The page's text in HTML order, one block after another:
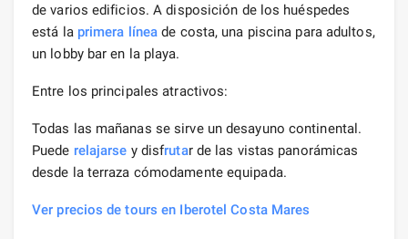
de varios edificios. A disposición de los huéspedes
está la primera línea de costa, una piscina para adultos,
un lobby bar en la playa.
Entre los principales atractivos:
Todas las mañanas se sirve un desayuno continental.
Puede relajarse y disfrutar de las vistas panorámicas
desde la terraza cómodamente equipada.
Ver precios de tours en Iberotel Costa Mares